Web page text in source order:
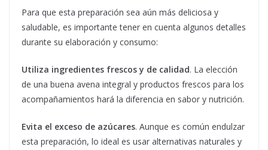
Para que esta preparación sea aún más deliciosa y
saludable, es importante tener en cuenta algunos detalles
durante su elaboración y consumo:
Utiliza ingredientes frescos y de calidad. La elección
de una buena avena integral y productos frescos para los
acompañamientos hará la diferencia en sabor y nutrición.
Evita el exceso de azúcares. Aunque es común endulzar
esta preparación, lo ideal es usar alternativas naturales y